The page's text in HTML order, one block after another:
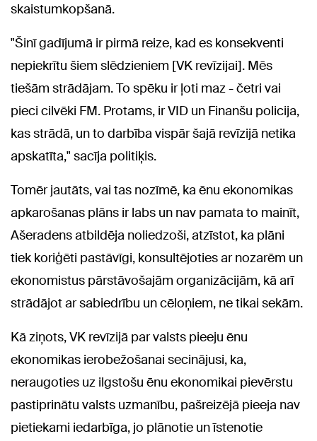
skaistumkopšanā.
"Šinī gadījumā ir pirmā reize, kad es konsekventi
nepiekrītu šiem slēdzieniem [VK revīzijai]. Mēs
tiešām strādājam. To spēku ir ļoti maz - četri vai
pieci cilvēki FM. Protams, ir VID un Finanšu policija,
kas strādā, un to darbība vispār šajā revīzijā netika
apskatīta," sacīja politiķis.
Tomēr jautāts, vai tas nozīmē, ka ēnu ekonomikas
apkarošanas plāns ir labs un nav pamata to mainīt,
Ašeradens atbildēja noliedzoši, atzīstot, ka plāni
tiek koriģēti pastāvīgi, konsultējoties ar nozarēm un
ekonomistus pārstāvošajām organizācijām, kā arī
strādājot ar sabiedrību un cēloņiem, ne tikai sekām.
Kā ziņots, VK revīzijā par valsts pieeju ēnu
ekonomikas ierobežošanai secinājusi, ka,
neraugoties uz ilgstošu ēnu ekonomikai pievērstu
pastiprinātu valsts uzmanību, pašreizējā pieeja nav
pietiekami iedarbīga, jo plānotie un īstenotie